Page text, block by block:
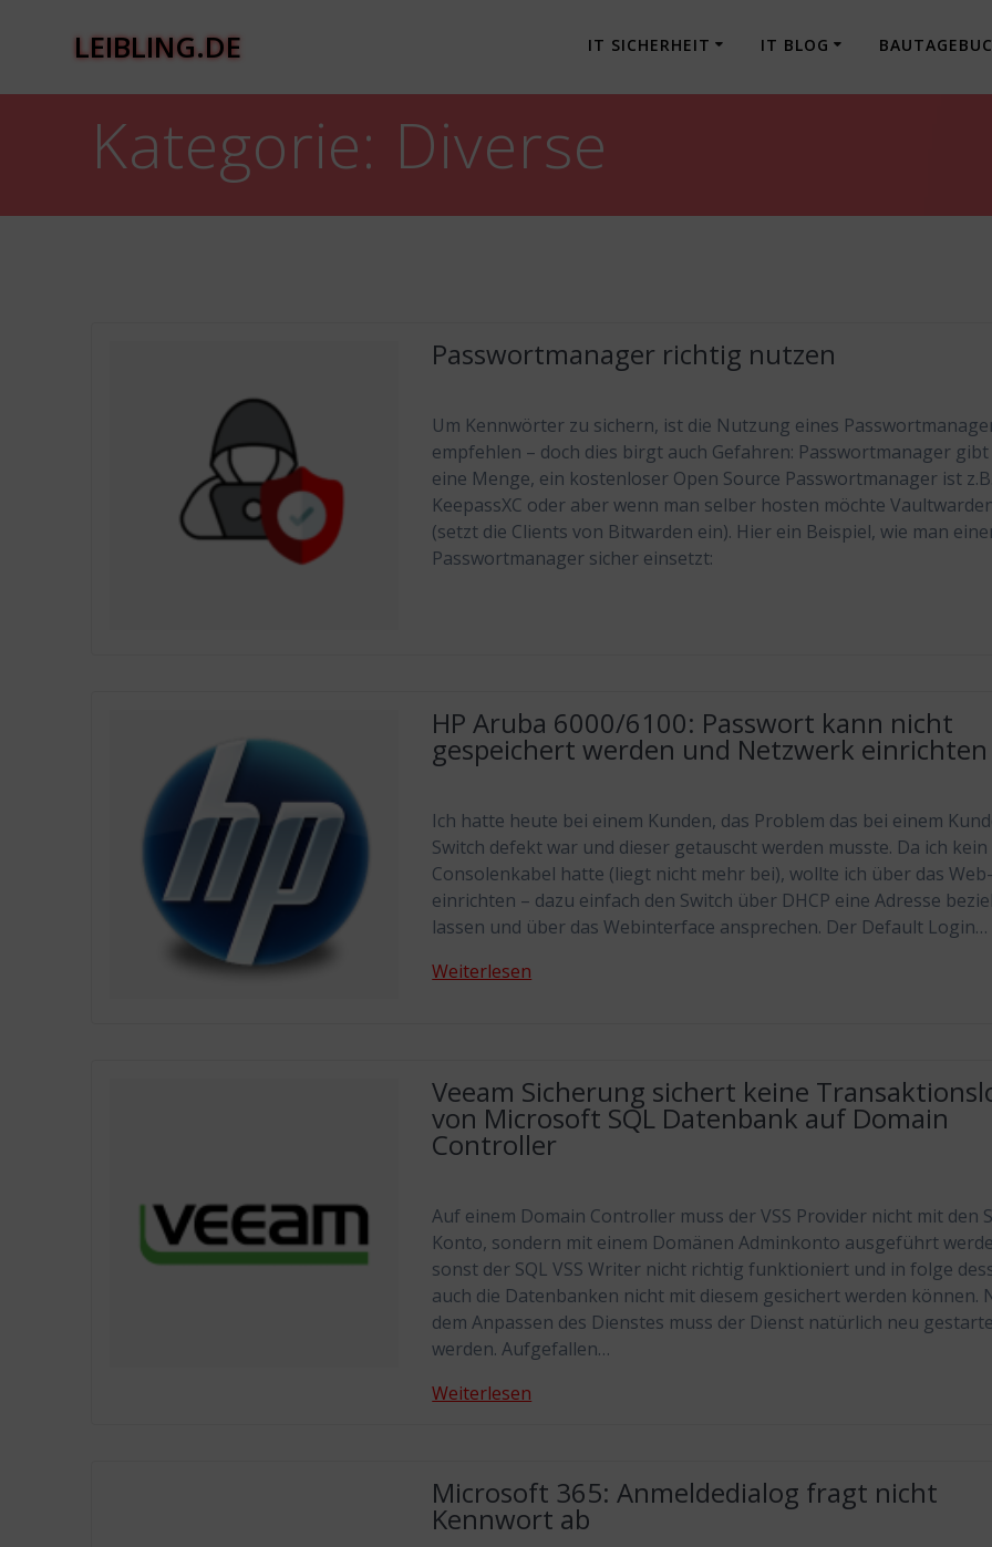
LEIBLING.DE IT SICHERHEIT IT BLOG
Kategorie: Diverse
Passwortmanager richtig nutzen
Um Kennwörter zu sichern, ist die Nutzung eines
empfehlen – doch dies birgt auch Gefahren: Passwortmanager gibt
eine Menge, ein kostenloser Open Source Passwortmanager ist z.B.
KeepassXC oder aber wenn man selber hosten möchte
(setzt die Clients von Bitwarden ein). Hier ein Beispiel, wie man
Passwortmanager sicher einsetzt:
HP Aruba 6000/6100: Passwort kann nicht
gespeichert werden und Netzwerk einrichten
Ich hatte heute bei einem Kunden, das Problem das bei einem
Switch defekt war und dieser getauscht werden musste. Da ich kein
Consolenkabel hatte (liegt nicht mehr bei), wollte ich über das
einrichten – dazu einfach den Switch über DHCP eine Adresse
lassen und über das Webinterface ansprechen. Der Default Login…
Weiterlesen
Veeam Sicherung sichert keine
von Microsoft SQL Datenbank auf Domain
Controller
Auf einem Domain Controller muss der VSS Provider nicht mit den
Konto, sondern mit einem Domänen Adminkonto ausgeführt
sonst der SQL VSS Writer nicht richtig funktioniert und in folge
auch die Datenbanken nicht mit diesem gesichert werden können.
dem Anpassen des Dienstes muss der Dienst natürlich neu
werden. Aufgefallen…
Weiterlesen
Microsoft 365: Anmeldedialog fragt nicht
Kennwort ab